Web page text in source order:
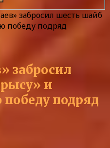
забросил шесть шайб
победу подряд
забросил
и
подряд